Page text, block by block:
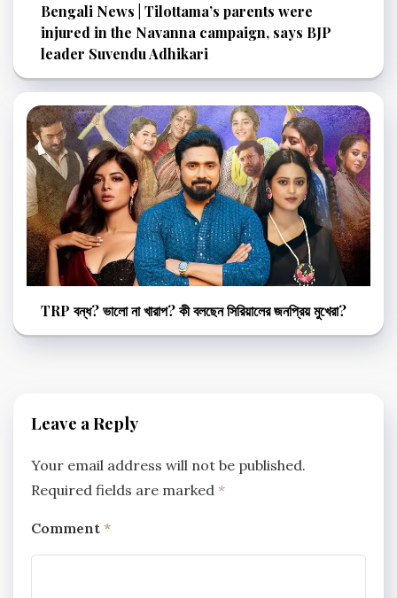
Bengali News | Tilottama’s parents were
injured in the Navanna campaign, says BJP
leader Suvendu Adhikari
TRP বন্ধ? ভালো না খারাপ? কী বলছেন সিরিয়ালের জনপ্রিয় মুখেরা?
Leave a Reply
Your email address will not be published.
Required fields are marked *
Comment *